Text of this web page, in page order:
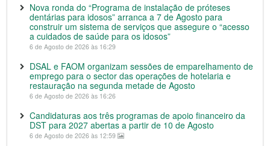
Nova ronda do “Programa de instalação de próteses
dentárias para idosos” arranca a 7 de Agosto para
construir um sistema de serviços que assegure o “acesso
a cuidados de saúde para os idosos”
6 de Agosto de 2026 às 16:29
DSAL e FAOM organizam sessões de emparelhamento de
emprego para o sector das operações de hotelaria e
restauração na segunda metade de Agosto
6 de Agosto de 2026 às 16:26
Candidaturas aos três programas de apoio financeiro da
DST para 2027 abertas a partir de 10 de Agosto
6 de Agosto de 2026 às 12:59